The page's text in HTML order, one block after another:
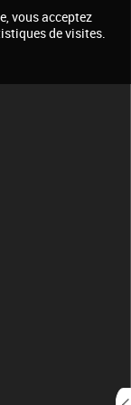
vous acceptez
de visites.